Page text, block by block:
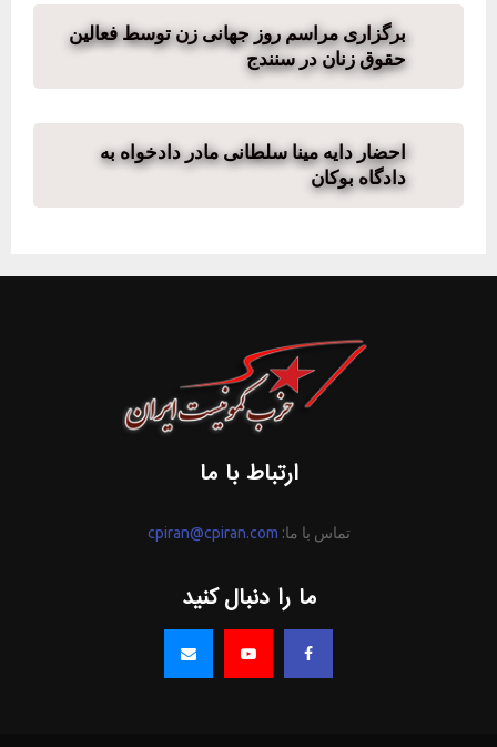
برگزاری مراسم روز جهانی زن توسط فعالین
حقوق زنان در سنندج
احضار دایه مینا سلطانی مادر دادخواه به
دادگاه بوکان
ارتباط با ما
تماس با ما: cpiran@cpiran.com
ما را دنبال کنید